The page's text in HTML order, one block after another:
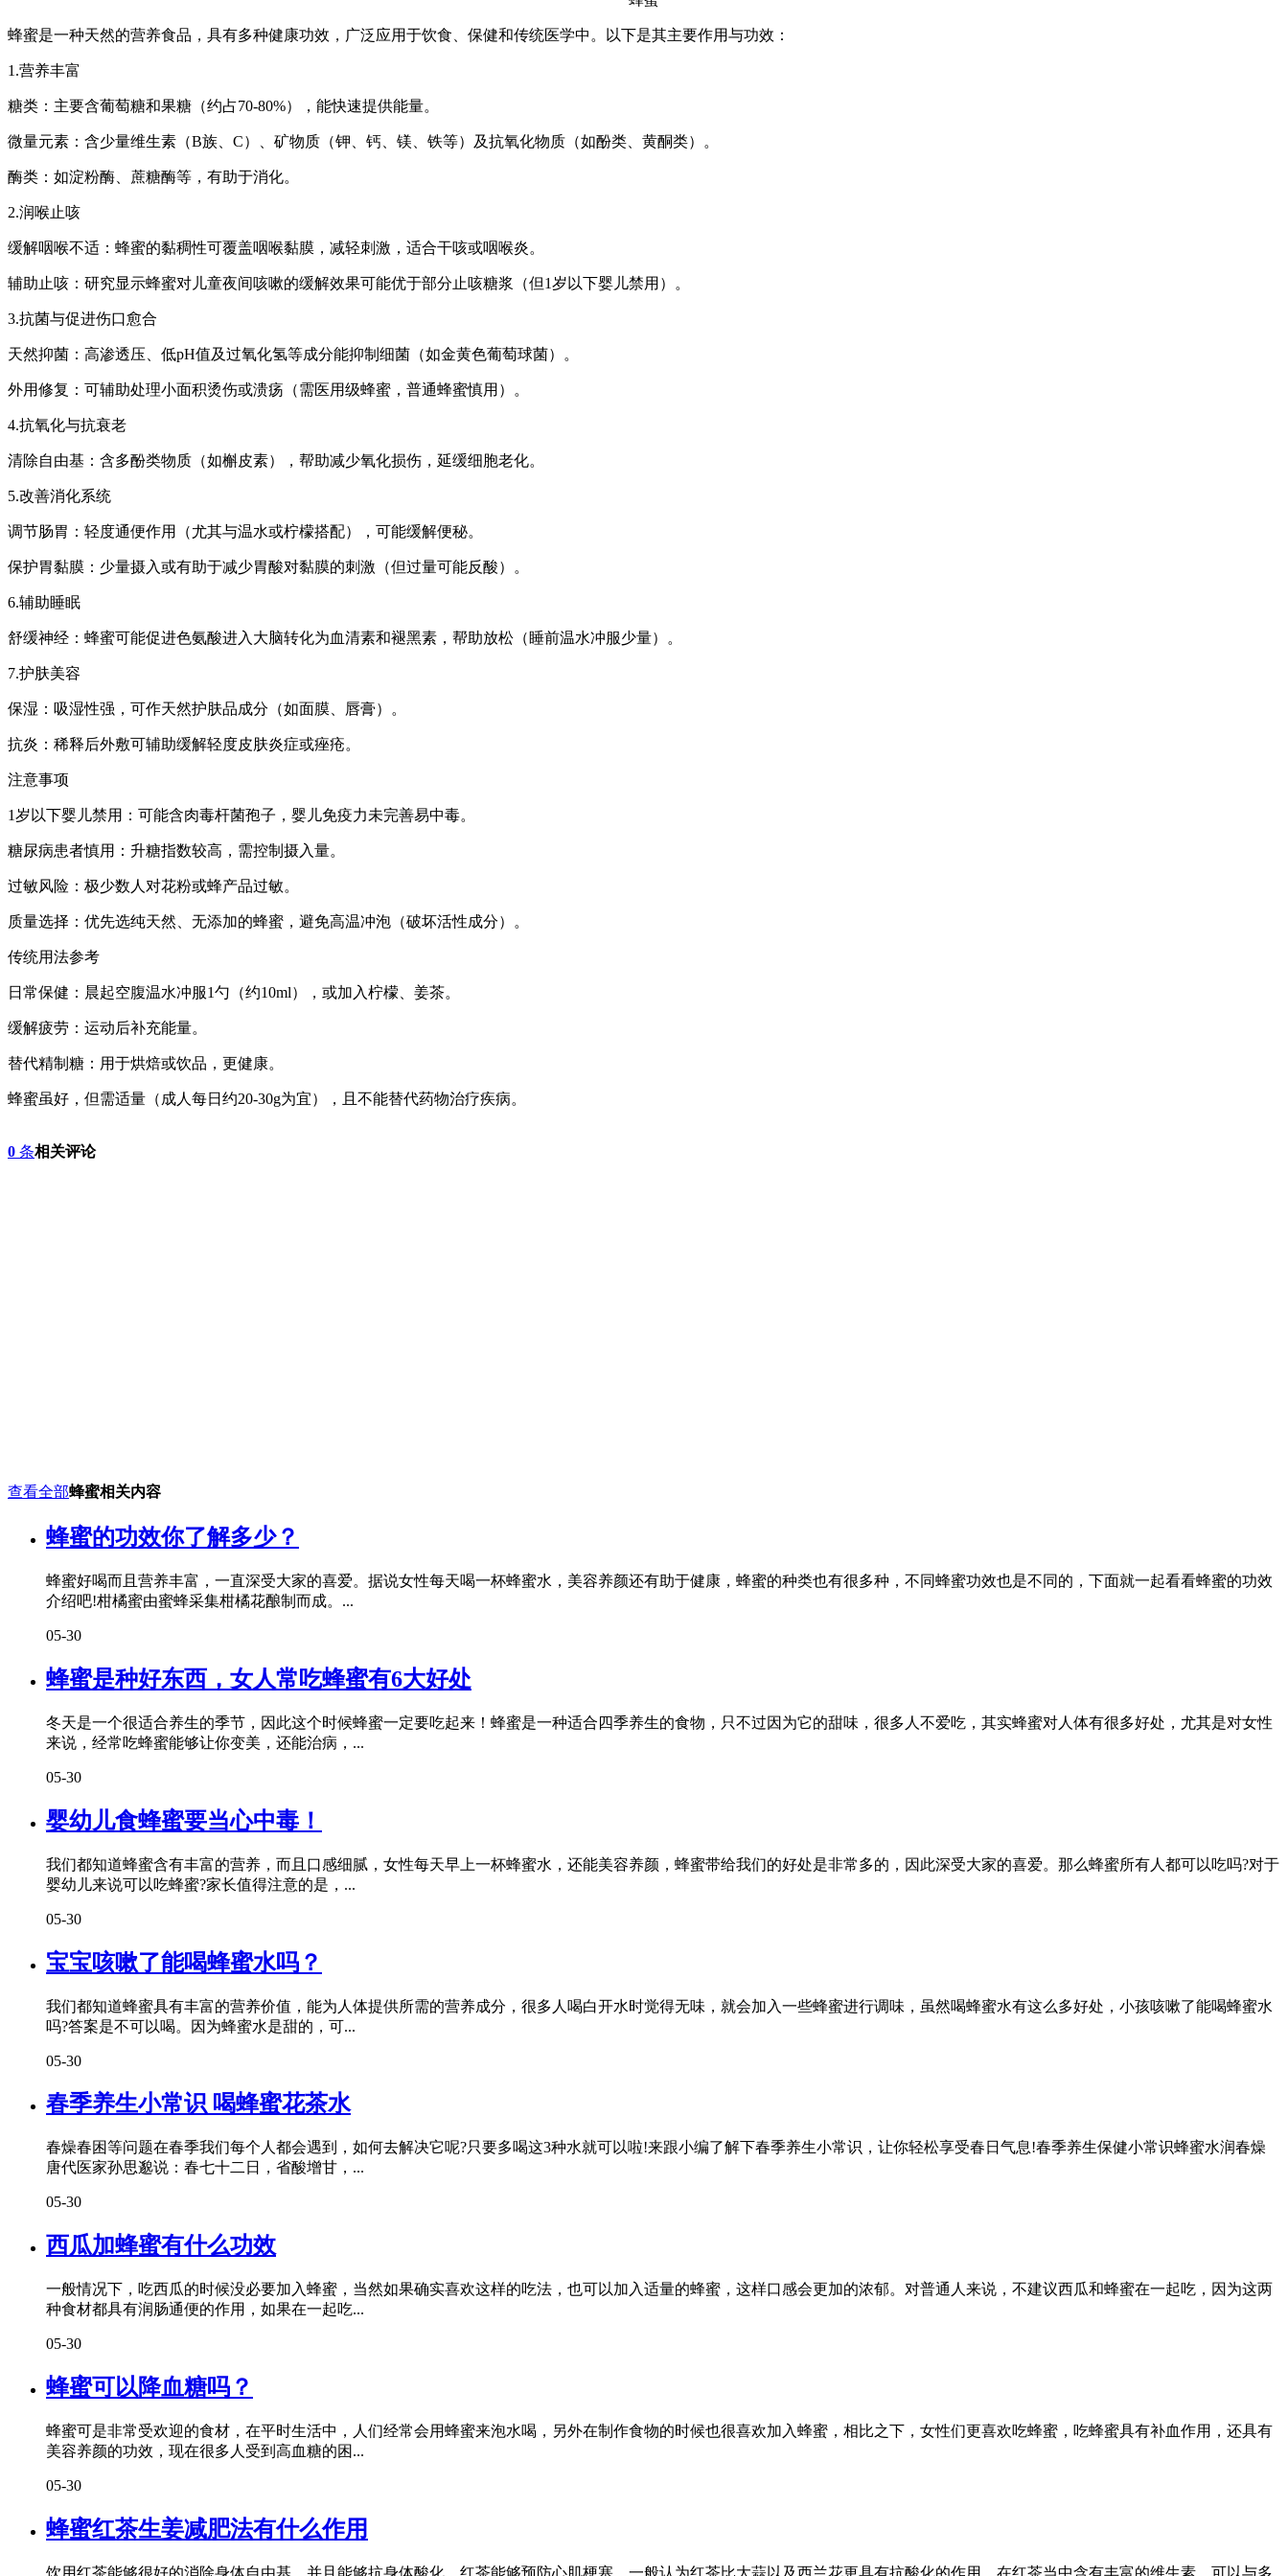
蜂蜜是一种天然的营养食品，具有多种健康功效，广泛应用于饮食、保健和传统医学中。以下是其主要作用与功效：
1.营养丰富
糖类：主要含葡萄糖和果糖（约占70-80%），能快速提供能量。
微量元素：含少量维生素（B族、C）、矿物质（钾、钙、镁、铁等）及抗氧化物质（如酚类、黄酮类）。
酶类：如淀粉酶、蔗糖酶等，有助于消化。
2.润喉止咳
缓解咽喉不适：蜂蜜的黏稠性可覆盖咽喉黏膜，减轻刺激，适合干咳或咽喉炎。
辅助止咳：研究显示蜂蜜对儿童夜间咳嗽的缓解效果可能优于部分止咳糖浆（但1岁以下婴儿禁用）。
3.抗菌与促进伤口愈合
天然抑菌：高渗透压、低pH值及过氧化氢等成分能抑制细菌（如金黄色葡萄球菌）。
外用修复：可辅助处理小面积烫伤或溃疡（需医用级蜂蜜，普通蜂蜜慎用）。
4.抗氧化与抗衰老
清除自由基：含多酚类物质（如槲皮素），帮助减少氧化损伤，延缓细胞老化。
5.改善消化系统
调节肠胃：轻度通便作用（尤其与温水或柠檬搭配），可能缓解便秘。
保护胃黏膜：少量摄入或有助于减少胃酸对黏膜的刺激（但过量可能反酸）。
6.辅助睡眠
舒缓神经：蜂蜜可能促进色氨酸进入大脑转化为血清素和褪黑素，帮助放松（睡前温水冲服少量）。
7.护肤美容
保湿：吸湿性强，可作天然护肤品成分（如面膜、唇膏）。
抗炎：稀释后外敷可辅助缓解轻度皮肤炎症或痤疮。
注意事项
1岁以下婴儿禁用：可能含肉毒杆菌孢子，婴儿免疫力未完善易中毒。
糖尿病患者慎用：升糖指数较高，需控制摄入量。
过敏风险：极少数人对花粉或蜂产品过敏。
质量选择：优先选纯天然、无添加的蜂蜜，避免高温冲泡（破坏活性成分）。
传统用法参考
日常保健：晨起空腹温水冲服1勺（约10ml），或加入柠檬、姜茶。
缓解疲劳：运动后补充能量。
替代精制糖：用于烘焙或饮品，更健康。
蜂蜜虽好，但需适量（成人每日约20-30g为宜），且不能替代药物治疗疾病。
0 条相关评论
查看全部蜂蜜相关内容
蜂蜜的功效你了解多少？
蜂蜜好喝而且营养丰富，一直深受大家的喜爱。据说女性每天喝一杯蜂蜜水，美容养颜还有助于健康，蜂蜜的种类也有很多种，不同蜂蜜功效也是不同的，下面就一起看看蜂蜜的功效
介绍吧!柑橘蜜由蜜蜂采集柑橘花酿制而成。...
05-30
蜂蜜是种好东西，女人常吃蜂蜜有6大好处
冬天是一个很适合养生的季节，因此这个时候蜂蜜一定要吃起来！蜂蜜是一种适合四季养生的食物，只不过因为它的甜味，很多人不爱吃，其实蜂蜜对人体有很多好处，尤其是对女性
来说，经常吃蜂蜜能够让你变美，还能治病，...
05-30
婴幼儿食蜂蜜要当心中毒！
我们都知道蜂蜜含有丰富的营养，而且口感细腻，女性每天早上一杯蜂蜜水，还能美容养颜，蜂蜜带给我们的好处是非常多的，因此深受大家的喜爱。那么蜂蜜所有人都可以吃吗?对于
婴幼儿来说可以吃蜂蜜?家长值得注意的是，...
05-30
宝宝咳嗽了能喝蜂蜜水吗？
我们都知道蜂蜜具有丰富的营养价值，能为人体提供所需的营养成分，很多人喝白开水时觉得无味，就会加入一些蜂蜜进行调味，虽然喝蜂蜜水有这么多好处，小孩咳嗽了能喝蜂蜜水
吗?答案是不可以喝。因为蜂蜜水是甜的，可...
05-30
春季养生小常识 喝蜂蜜花茶水
春燥春困等问题在春季我们每个人都会遇到，如何去解决它呢?只要多喝这3种水就可以啦!来跟小编了解下春季养生小常识，让你轻松享受春日气息!春季养生保健小常识蜂蜜水润春燥
唐代医家孙思邈说：春七十二日，省酸增甘，...
05-30
西瓜加蜂蜜有什么功效
一般情况下，吃西瓜的时候没必要加入蜂蜜，当然如果确实喜欢这样的吃法，也可以加入适量的蜂蜜，这样口感会更加的浓郁。对普通人来说，不建议西瓜和蜂蜜在一起吃，因为这两
种食材都具有润肠通便的作用，如果在一起吃...
05-30
蜂蜜可以降血糖吗？
蜂蜜可是非常受欢迎的食材，在平时生活中，人们经常会用蜂蜜来泡水喝，另外在制作食物的时候也很喜欢加入蜂蜜，相比之下，女性们更喜欢吃蜂蜜，吃蜂蜜具有补血作用，还具有
美容养颜的功效，现在很多人受到高血糖的困...
05-30
蜂蜜红茶生姜减肥法有什么作用
饮用红茶能够很好的消除身体自由基，并且能够抗身体酸化，红茶能够预防心肌梗塞，一般认为红茶比大蒜以及西兰花更具有抗酸化的作用。在红茶当中含有丰富的维生素，可以与多